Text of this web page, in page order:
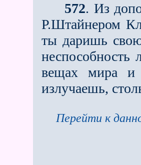
572. Из
Р.Штайнером
ты даришь
вещах мира
излучаешь,
Перейти к